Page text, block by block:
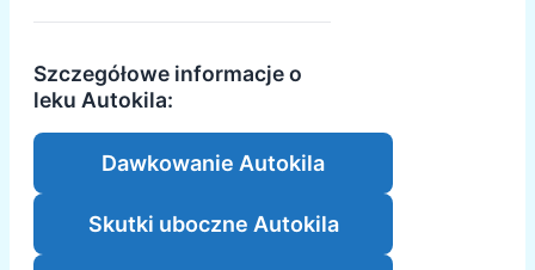
Szczegółowe informacje o
leku Autokila:
Dawkowanie Autokila
Skutki uboczne Autokila